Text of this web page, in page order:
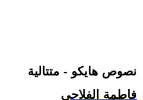
نصوص هايكو - متتالية
فاطمة الفلاحي